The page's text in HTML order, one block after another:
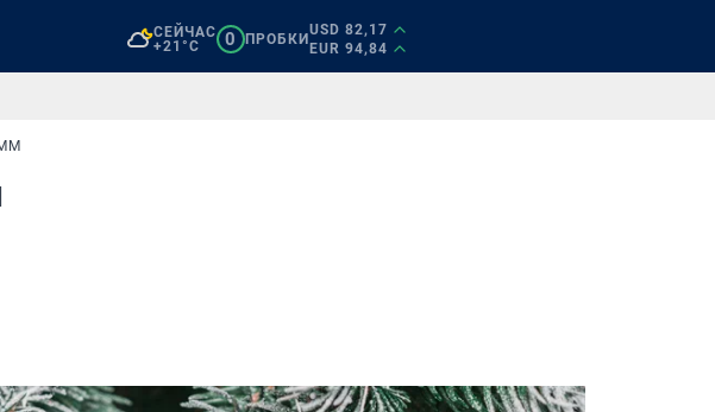
СЕЙЧАС
+21°C
0 ПРОБКИ
USD 82,17
EUR 94,84